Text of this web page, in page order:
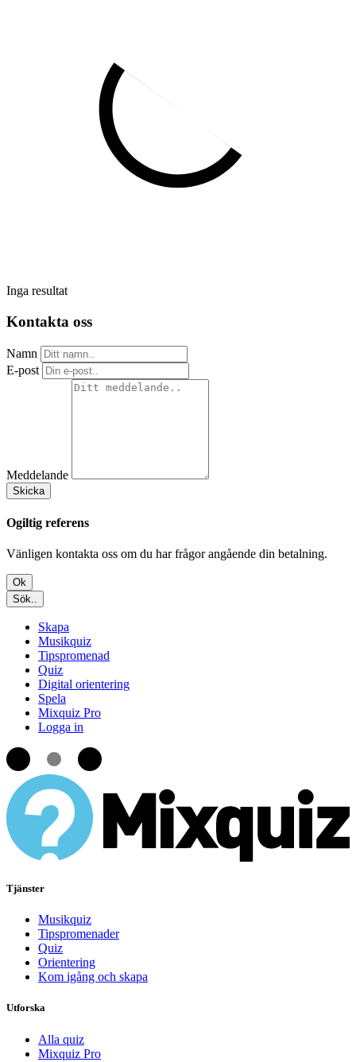
Inga resultat
Kontakta oss
Namn
E-post
Meddelande
Skicka
Ogiltig referens
Vänligen kontakta oss om du har frågor angående din betalning.
Ok
Sök..
Skapa
Musikquiz
Tipspromenad
Quiz
Digital orientering
Spela
Mixquiz Pro
Logga in
Tjänster
Musikquiz
Tipspromenader
Quiz
Orientering
Kom igång och skapa
Utforska
Alla quiz
Mixquiz Pro